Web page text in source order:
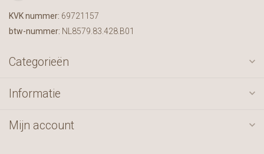
KVK nummer: 69721157
btw-nummer: NL8579.83.428.B01
Categorieën
Informatie
Mijn account